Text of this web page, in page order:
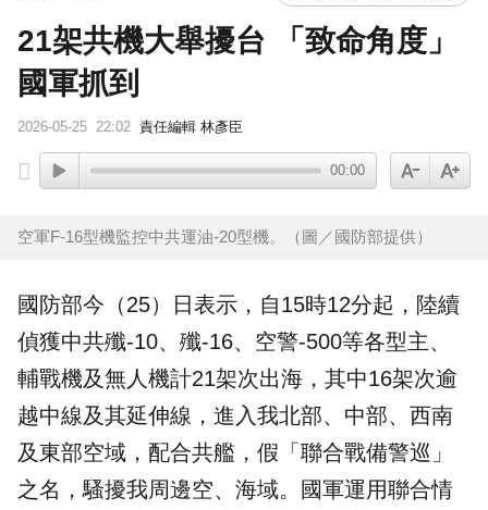
21架共機大舉擾台 「致命角度」
國軍抓到
2026-05-25 22:02 責任編輯 林彥臣
00:00
空軍F-16型機監控中共運油-20型機。（圖／國防部提供）
國防部今（25）日表示，自15時12分起，陸續
偵獲中共殲-10、 殲-16、 空警-500等各型主、
輔戰機及無人機計21架次出海，其中16架次逾
越中線及其延伸線，進入我北部、中部、西南
及東部空域，配合共艦，假「聯合戰備警巡」
之名，騷擾我周邊空、海域。國軍運用聯合情